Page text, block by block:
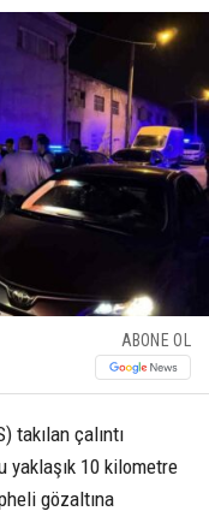
ABONE OL
takılan çalıntı
10 kilometre
gözaltına